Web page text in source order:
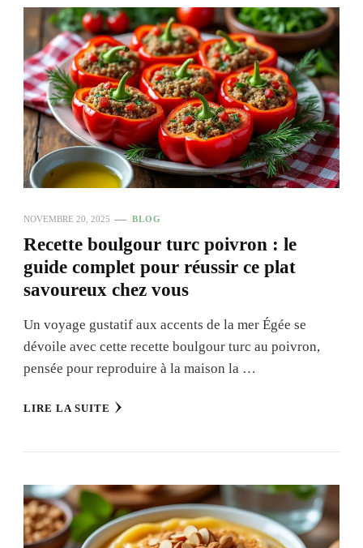
NOVEMBRE 20, 2025 BLOG
Recette boulgour turc poivron : le
guide complet pour réussir ce plat
savoureux chez vous
Un voyage gustatif aux accents de la mer Égée se
dévoile avec cette recette boulgour turc au poivron,
pensée pour reproduire à la maison la …
LIRE LA SUITE